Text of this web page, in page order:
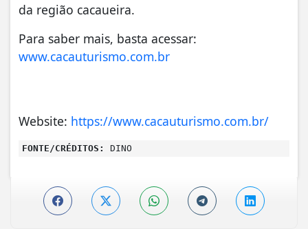
da região cacaueira.
Para saber mais, basta acessar:
www.cacauturismo.com.br
Website: https://www.cacauturismo.com.br/
FONTE/CRÉDITOS: DINO